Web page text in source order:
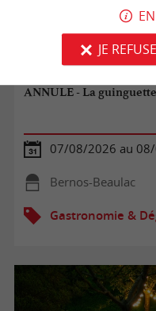
ANNULE - La
07/08/2026 au
Bernos-Beaulac
Gastronomie &
JE REFUSE